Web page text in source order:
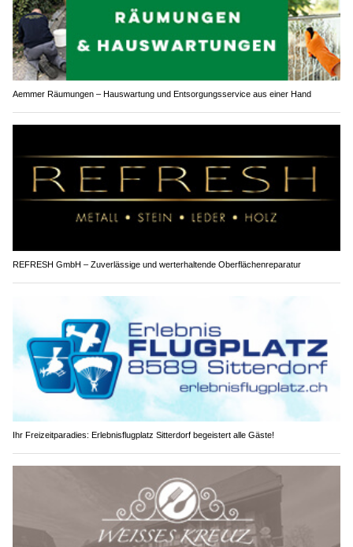
Aemmer Räumungen – Hauswartung und Entsorgungsservice aus einer Hand
REFRESH GmbH – Zuverlässige und werterhaltende Oberflächenreparatur
Ihr Freizeitparadies: Erlebnisflugplatz Sitterdorf begeistert alle Gäste!